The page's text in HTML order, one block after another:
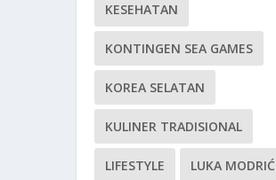
KESEHATAN
KONTINGEN SEA GAMES
KOREA SELATAN
KULINER TRADISIONAL
LIFESTYLE LUKA MODRIĆ